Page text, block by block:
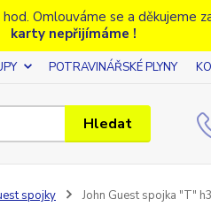
Omlouváme se a děkujeme
karty nepřijímáme !
POTRAVINÁŘSKÉ PLYNY
Hledat
spojky John Guest spojka "T"